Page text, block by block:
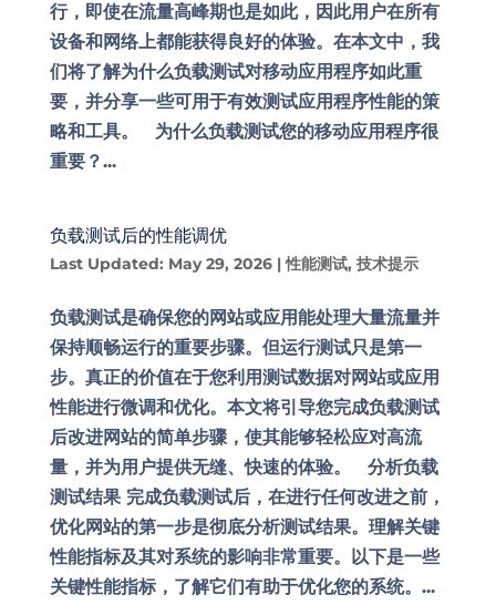
行，即使在流量高峰期也是如此，因此用户在所有
设备和网络上都能获得良好的体验。在本文中，我
们将了解为什么负载测试对移动应用程序如此重
要，并分享一些可用于有效测试应用程序性能的策
略和工具。 为什么负载测试您的移动应用程序很
重要？...
负载测试后的性能调优
Last Updated: May 29, 2026|性能测试, 技术提示
负载测试是确保您的网站或应用能处理大量流量并
保持顺畅运行的重要步骤。但运行测试只是第一
步。真正的价值在于您利用测试数据对网站或应用
性能进行微调和优化。本文将引导您完成负载测试
后改进网站的简单步骤，使其能够轻松应对高流
量，并为用户提供无缝、快速的体验。 分析负载
测试结果 完成负载测试后，在进行任何改进之前，
优化网站的第一步是彻底分析测试结果。理解关键
性能指标及其对系统的影响非常重要。以下是一些
关键性能指标，了解它们有助于优化您的系统。...